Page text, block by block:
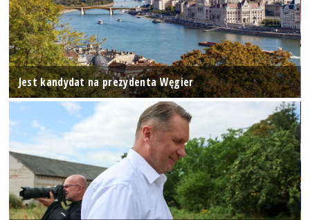
Jest kandydat na prezydenta Węgier